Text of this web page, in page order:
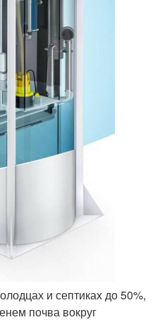
и септиках до 50%,
почва вокруг